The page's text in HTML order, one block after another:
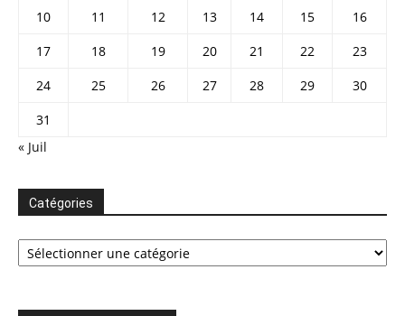
10
11 12 13 14 15
16
17
18 19 20 21 22
23
24
25 26 27 28 29
30
31
« Juil
Catégories
Catégories